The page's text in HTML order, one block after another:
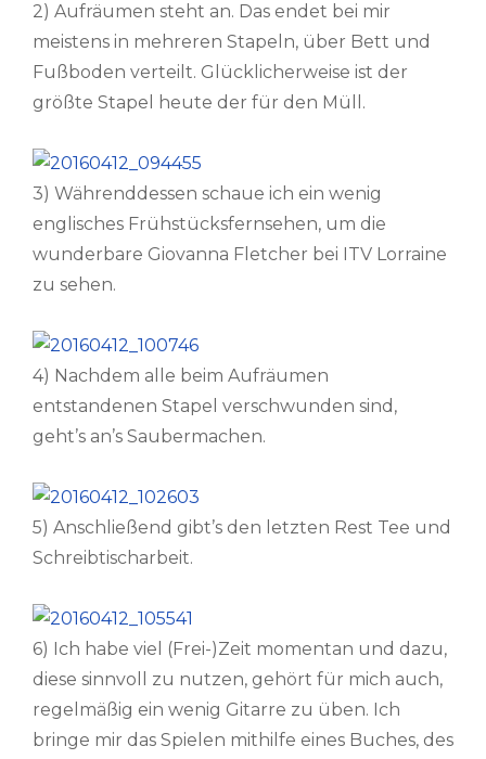
2) Aufräumen steht an. Das endet bei mir
meistens in mehreren Stapeln, über Bett und
Fußboden verteilt. Glücklicherweise ist der
größte Stapel heute der für den Müll.
3) Währenddessen schaue ich ein wenig
englisches Frühstücksfernsehen, um die
wunderbare Giovanna Fletcher bei ITV Lorraine
zu sehen.
4) Nachdem alle beim Aufräumen
entstandenen Stapel verschwunden sind,
geht’s an’s Saubermachen.
5) Anschließend gibt’s den letzten Rest Tee und
Schreibtischarbeit.
6) Ich habe viel (Frei-)Zeit momentan und dazu,
diese sinnvoll zu nutzen, gehört für mich auch,
regelmäßig ein wenig Gitarre zu üben. Ich
bringe mir das Spielen mithilfe eines Buches, des